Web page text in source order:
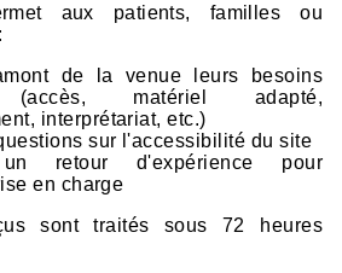
aux patients, familles ou
de la venue leurs besoins
(accès, matériel adapté,
interprétariat, etc.)
sur l'accessibilité du site
un retour d'expérience pour
en charge
sont traités sous 72 heures